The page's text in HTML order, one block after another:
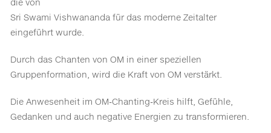
Sri Swami Vishwananda für das moderne Zeitalter
eingeführt wurde.
Durch das Chanten von OM in einer speziellen
Gruppenformation, wird die Kraft von OM verstärkt.
Die Anwesenheit im OM-Chanting-Kreis hilft, Gefühle,
Gedanken und auch negative Energien zu transformieren.